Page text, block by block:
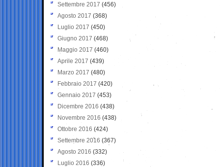
Settembre 2017 (456)
Agosto 2017 (368)
Luglio 2017 (450)
Giugno 2017 (468)
Maggio 2017 (460)
Aprile 2017 (439)
Marzo 2017 (480)
Febbraio 2017 (420)
Gennaio 2017 (453)
Dicembre 2016 (438)
Novembre 2016 (438)
Ottobre 2016 (424)
Settembre 2016 (367)
Agosto 2016 (332)
Luglio 2016 (336)